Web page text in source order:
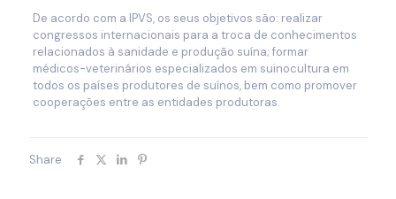
De acordo com a IPVS, os seus objetivos são: realizar
congressos internacionais para a troca de conhecimentos
relacionados à sanidade e produção suína; formar
médicos-veterinários especializados em suinocultura em
todos os países produtores de suínos, bem como promover
cooperações entre as entidades produtoras.
Share